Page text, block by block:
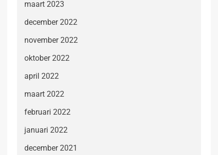
maart 2023
december 2022
november 2022
oktober 2022
april 2022
maart 2022
februari 2022
januari 2022
december 2021